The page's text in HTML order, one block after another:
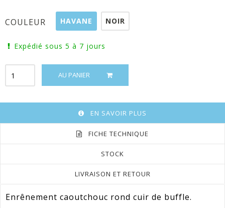
COULEUR HAVANE NOIR
Expédié sous 5 à 7 jours
AU PANIER
EN SAVOIR PLUS
FICHE TECHNIQUE
STOCK
LIVRAISON ET RETOUR
Enrênement caoutchouc rond cuir de buffle.